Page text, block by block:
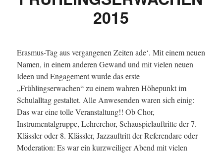
2015
Erasmus-Tag aus vergangenen Zeiten ade‘. Mit einem neuen
Namen, in einem anderen Gewand und mit vielen neuen
Ideen und Engagement wurde das erste
„Frühlingserwachen“ zu einem wahren Höhepunkt im
Schulalltag gestaltet. Alle Anwesenden waren sich einig:
Das war eine tolle Veranstaltung!! Ob Chor,
Instrumentalgruppe, Lehrerchor, Schauspielauftritte der 7.
Klässler oder 8. Klässler, Jazzauftritt der Referendare oder
Moderation: Es war ein kurzweiliger Abend mit vielen